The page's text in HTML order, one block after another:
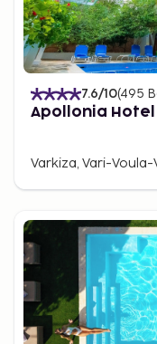
7.6/10(495
Apollonia
Varkiza, Vari-